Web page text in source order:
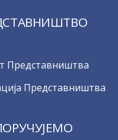
Представништва
Представништва